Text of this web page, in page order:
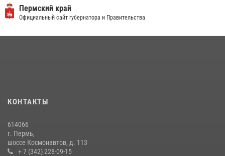
прошло патриотическое мероприятие
03 августа 2026, 11:09
вакансий
Росгвардейцы обеспечили охрану общественного порядка на
юбилейном фестивале «Звоны России» в Пермском крае
Пермский край
Официальный сайт губернатора и Правительства
КОНТАКТЫ
614066
г. Пермь,
шоссе Космонавтов, д. 113
+ 7 (342) 228-09-15